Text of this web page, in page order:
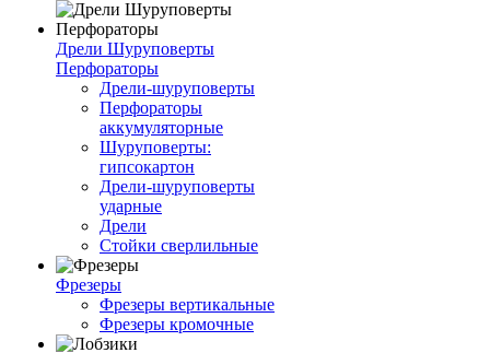
Дрели Шуруповерты
Перфораторы
Дрели-шуруповерты
Перфораторы
аккумуляторные
Шуруповерты:
гипсокартон
Дрели-шуруповерты
ударные
Дрели
Стойки сверлильные
Фрезеры
Фрезеры вертикальные
Фрезеры кромочные